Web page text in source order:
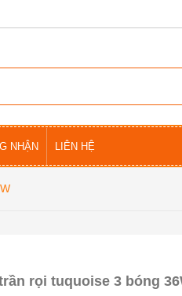
NHẬN LIÊN HỆ
rọi tuquoise 3 bóng